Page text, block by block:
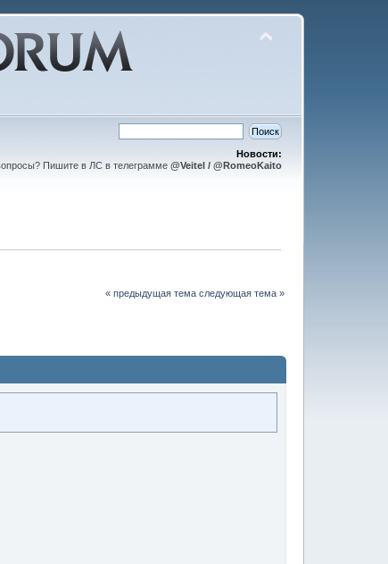
Новости:
Пишите в ЛС в телеграмме @Veitel / @RomeoKaito
« предыдущая тема следующая тема »